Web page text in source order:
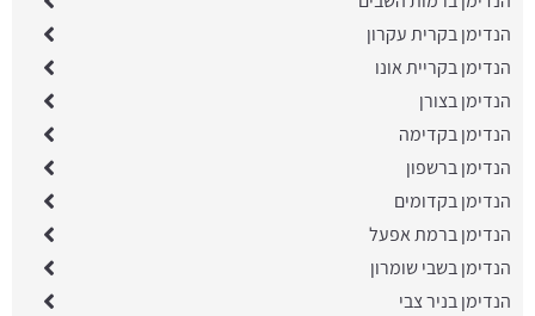
הנדימן בקרית עקרון
הנדימן בקריית אונו
הנדימן בצורן
הנדימן בקדימה
הנדימן ברשפון
הנדימן בקדומים
הנדימן ברמת אפעל
הנדימן בשבי שומרון
הנדימן בניר צבי